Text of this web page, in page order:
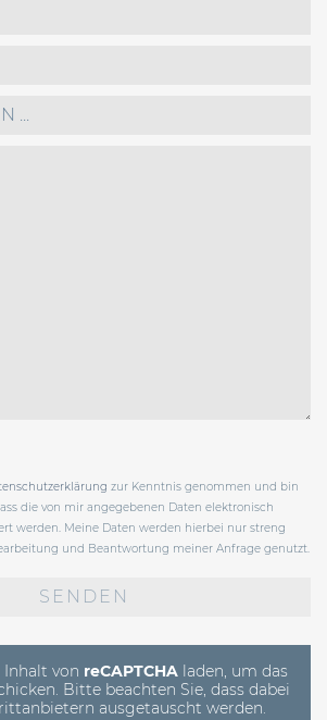
...
zur Kenntnis genommen und bin
die von mir angegebenen Daten elektronisch
werden. Meine Daten werden hierbei nur streng
und Beantwortung meiner Anfrage genutzt.
Inhalt von reCAPTCHAladen, um das
Bitte beachten Sie, dass dabei
ausgetauscht werden.